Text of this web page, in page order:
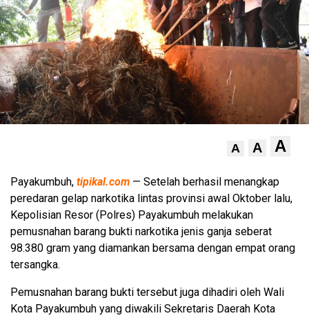
A A A
Payakumbuh, tipikal.com — Setelah berhasil menangkap
peredaran gelap narkotika lintas provinsi awal Oktober lalu,
Kepolisian Resor (Polres) Payakumbuh melakukan
pemusnahan barang bukti narkotika jenis ganja seberat
98.380 gram yang diamankan bersama dengan empat orang
tersangka.
Pemusnahan barang bukti tersebut juga dihadiri oleh Wali
Kota Payakumbuh yang diwakili Sekretaris Daerah Kota